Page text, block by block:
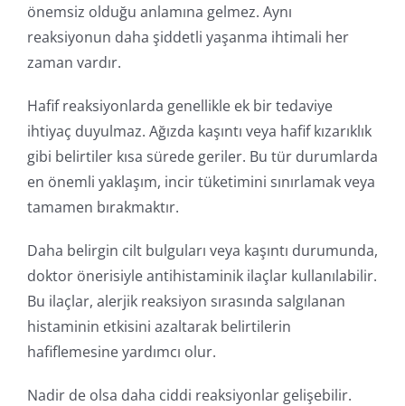
önemsiz olduğu anlamına gelmez. Aynı
reaksiyonun daha şiddetli yaşanma ihtimali her
zaman vardır.
Hafif reaksiyonlarda genellikle ek bir tedaviye
ihtiyaç duyulmaz. Ağızda kaşıntı veya hafif kızarıklık
gibi belirtiler kısa sürede geriler. Bu tür durumlarda
en önemli yaklaşım, incir tüketimini sınırlamak veya
tamamen bırakmaktır.
Daha belirgin cilt bulguları veya kaşıntı durumunda,
doktor önerisiyle antihistaminik ilaçlar kullanılabilir.
Bu ilaçlar, alerjik reaksiyon sırasında salgılanan
histaminin etkisini azaltarak belirtilerin
hafiflemesine yardımcı olur.
Nadir de olsa daha ciddi reaksiyonlar gelişebilir.